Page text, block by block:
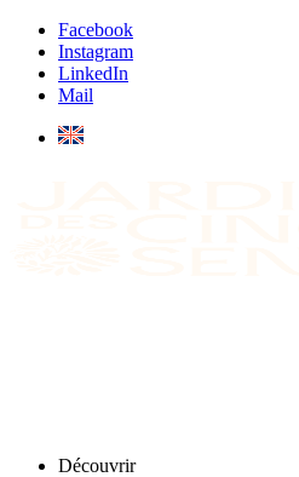
Facebook
Instagram
LinkedIn
Mail
Découvrir